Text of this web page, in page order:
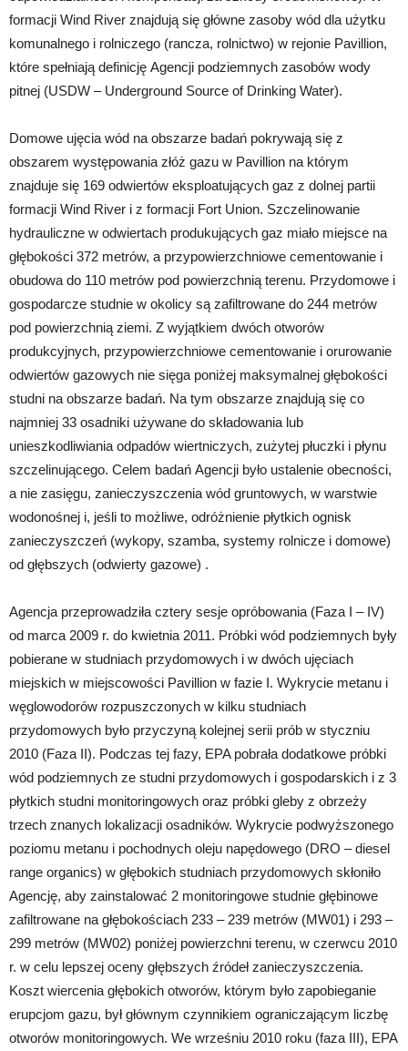
formacji Wind River znajdują się główne zasoby wód dla użytku
komunalnego i rolniczego (rancza, rolnictwo) w rejonie Pavillion,
które spełniają definicję Agencji podziemnych zasobów wody
pitnej (USDW – Underground Source of Drinking Water).
Domowe ujęcia wód na obszarze badań pokrywają się z
obszarem występowania złóż gazu w Pavillion na którym
znajduje się 169 odwiertów eksploatujących gaz z dolnej partii
formacji Wind River i z formacji Fort Union. Szczelinowanie
hydrauliczne w odwiertach produkujących gaz miało miejsce na
głębokości 372 metrów, a przypowierzchniowe cementowanie i
obudowa do 110 metrów pod powierzchnią terenu. Przydomowe i
gospodarcze studnie w okolicy są zafiltrowane do 244 metrów
pod powierzchnią ziemi. Z wyjątkiem dwóch otworów
produkcyjnych, przypowierzchniowe cementowanie i orurowanie
odwiertów gazowych nie sięga poniżej maksymalnej głębokości
studni na obszarze badań. Na tym obszarze znajdują się co
najmniej 33 osadniki używane do składowania lub
unieszkodliwiania odpadów wiertniczych, zużytej płuczki i płynu
szczelinującego. Celem badań Agencji było ustalenie obecności,
a nie zasięgu, zanieczyszczenia wód gruntowych, w warstwie
wodonośnej i, jeśli to możliwe, odróżnienie płytkich ognisk
zanieczyszczeń (wykopy, szamba, systemy rolnicze i domowe)
od głębszych (odwierty gazowe) .
Agencja przeprowadziła cztery sesje opróbowania (Faza I – IV)
od marca 2009 r. do kwietnia 2011. Próbki wód podziemnych były
pobierane w studniach przydomowych i w dwóch ujęciach
miejskich w miejscowości Pavillion w fazie I. Wykrycie metanu i
węglowodorów rozpuszczonych w kilku studniach
przydomowych było przyczyną kolejnej serii prób w styczniu
2010 (Faza II). Podczas tej fazy, EPA pobrała dodatkowe próbki
wód podziemnych ze studni przydomowych i gospodarskich i z 3
płytkich studni monitoringowych oraz próbki gleby z obrzeży
trzech znanych lokalizacji osadników. Wykrycie podwyższonego
poziomu metanu i pochodnych oleju napędowego (DRO – diesel
range organics) w głębokich studniach przydomowych skłoniło
Agencję, aby zainstalować 2 monitoringowe studnie głębinowe
zafiltrowane na głębokościach 233 – 239 metrów (MW01) i 293 –
299 metrów (MW02) poniżej powierzchni terenu, w czerwcu 2010
r. w celu lepszej oceny głębszych źródeł zanieczyszczenia.
Koszt wiercenia głębokich otworów, którym było zapobieganie
erupcjom gazu, był głównym czynnikiem ograniczającym liczbę
otworów monitoringowych. We wrześniu 2010 roku (faza III), EPA